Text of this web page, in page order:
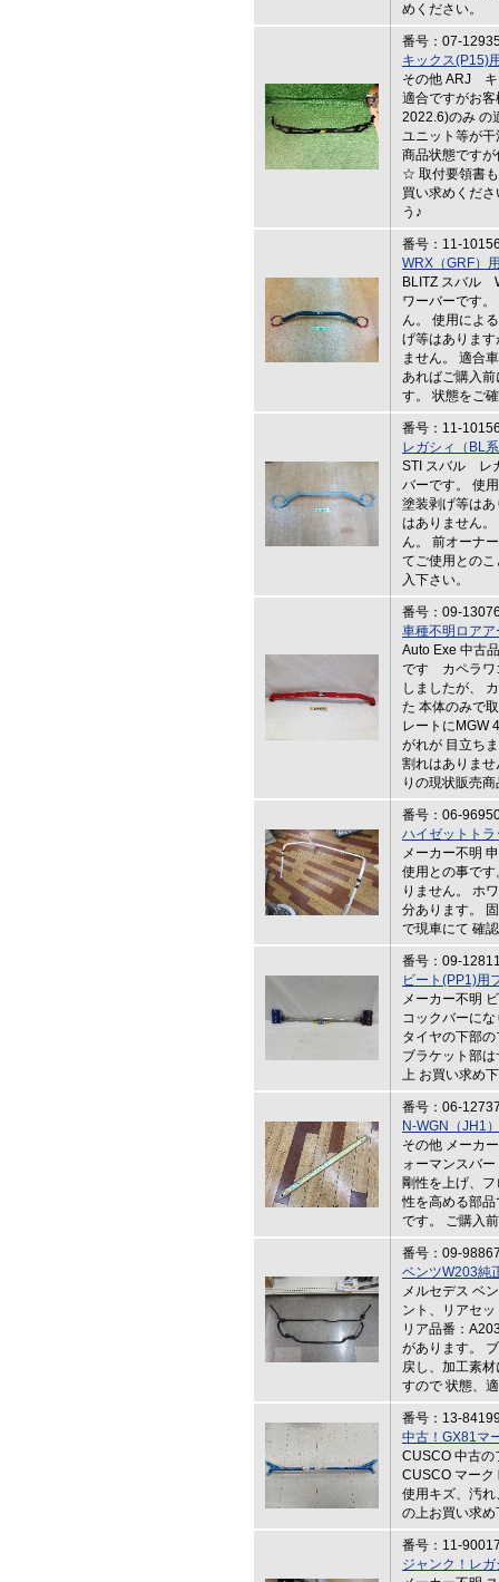
めください。
番号：07-
キックス(P15)
その他 ARJ
適合ですがお
2022.6)のみ の
ユニット等が
商品状態です
☆ 取付要領書
買い求めくだ
う♪
番号：11-
WRX（GRF）
BLITZ スバル
ワーバーです
ん。 使用によ
げ等はありま
ません。 適合
あればご購入
す。 状態をご
番号：11-
レガシィ（BL
STI スバル レ
バーです。 使
塗装剥げ等は
はありません
ん。 前オーナ
てご使用との
入下さい。
番号：09-
車種不明ロアア
Auto Exe 中古
です カペラワ
しましたが、
た 本体のみで
レートにMGW
がれが 目立ち
割れはありま
りの現状販売
番号：06-
ハイゼットト
メーカー不明
使用との事で
りません。 ホ
分あります。
で現車にて 確
番号：09-
ビート(PP1)用
メーカー不明
コックバーに
タイヤの下部
ブラケット部
上 お買い求め
番号：06-
N-WGN（JH1
その他 メーカ
ォーマンスバ
剛性を上げ、
性を高める部
です。 ご購入
番号：09-
ベンツW203純
メルセデス ベ
ント、リアセ
リア品番：
があります。
戻し、加工素
すので 状態、
番号：13-
中古！GX81マ
CUSCO 中古の
CUSCO マー
使用キズ、汚
の上お買い求め
番号：11-
ジャンク！レ